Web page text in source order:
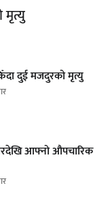
मृत्यु
दुई मजदुरको मृत्यु
आफ्नो औपचारिक